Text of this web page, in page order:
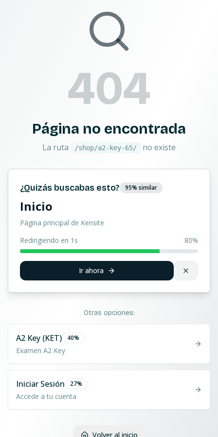
404
Página no encontrada
La ruta /shop/a2-key-65/ no existe
¿Quizás buscabas esto? 95% similar
Inicio
Página principal de Kensite
Redirigiendo en 1s
80%
Ir ahora
Otras opciones:
A2 Key (KET) 40%
Examen A2 Key
Iniciar Sesión 27%
Accede a tu cuenta
Volver al inicio